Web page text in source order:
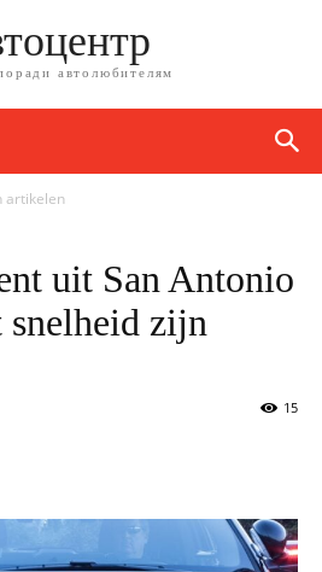
автолюбителям
artikelen
uit San Antonio
snelheid zijn
15